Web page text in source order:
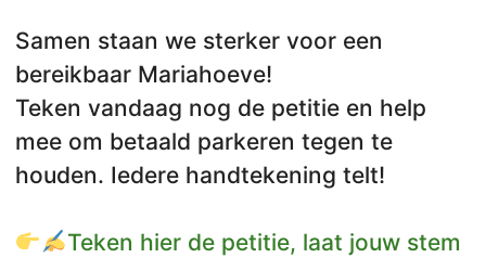
Samen staan we sterker voor een
bereikbaar Mariahoeve!
Teken vandaag nog de petitie en help
mee om betaald parkeren tegen te
houden. Iedere handtekening telt!
Teken hier de petitie, laat jouw stem